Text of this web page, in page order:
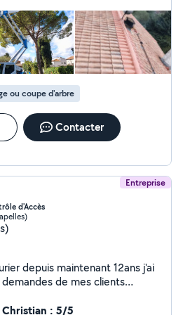
ou coupe d'arbre
Contacter
Entreprise
d'Accès
de mes clients
30ans spécialisé dans les
Christian : 5/5